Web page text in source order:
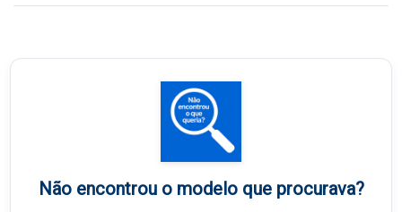
Não encontrou o modelo que procurava?